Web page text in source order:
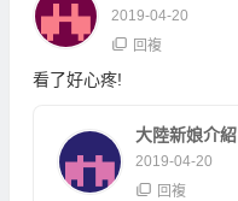
2019-04-20
回複
看了好心疼!
大陸新娘介紹
2019-04-20
回複